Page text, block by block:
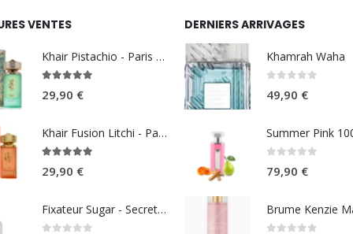
VENTES
Khair Pistachio - Paris Corner
29,90 €
Khair Fusion Litchi - Paris Corner
29,90 €
Fixateur Sugar - Secret Musc 30ml
DERNIERS ARRIVAGES
Khamrah Waha
49,90 €
79,90 €